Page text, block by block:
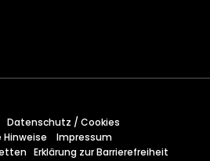
Datenschutz / Cookies
Hinweise
Impressum
Erklärung zur Barrierefreiheit